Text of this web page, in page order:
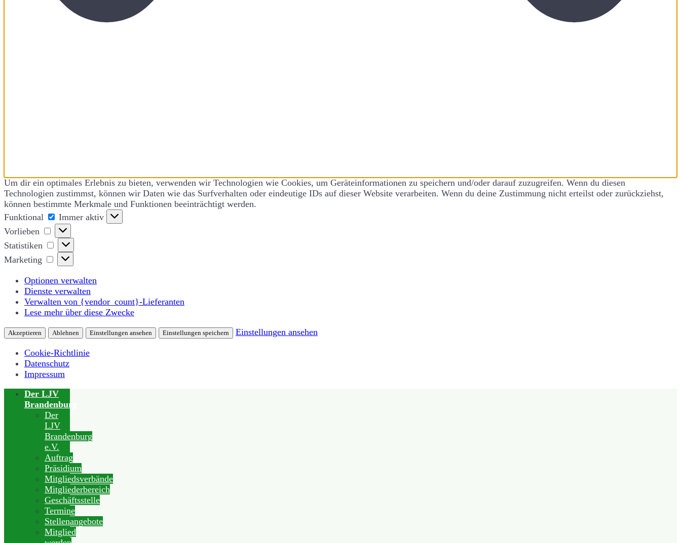
Um dir ein optimales Erlebnis zu bieten, verwenden wir Technologien wie Cookies, um Geräteinformationen zu speichern und/oder darauf zuzugreifen. Wenn du diesen
Technologien zustimmst, können wir Daten wie das Surfverhalten oder eindeutige IDs auf dieser Website verarbeiten. Wenn du deine Zustimmung nicht erteilst oder zurückziehst,
können bestimmte Merkmale und Funktionen beeinträchtigt werden.
Funktional
Funktional
Immer aktiv
Vorlieben
Vorlieben
Statistiken
Statistiken
Marketing
Marketing
Optionen verwalten
Dienste verwalten
Verwalten von {vendor_count}-Lieferanten
Lese mehr über diese Zwecke
Akzeptieren Ablehnen Einstellungen ansehen Einstellungen speichern Einstellungen ansehen
Cookie-Richtlinie
Datenschutz
Impressum
Der LJV
Brandenburg
Der
LJV
Brandenburg
e.V.
Auftrag
Präsidium
Mitgliedsverbände
Mitgliederbereich
Geschäftsstelle
Termine
Stellenangebote
Mitglied